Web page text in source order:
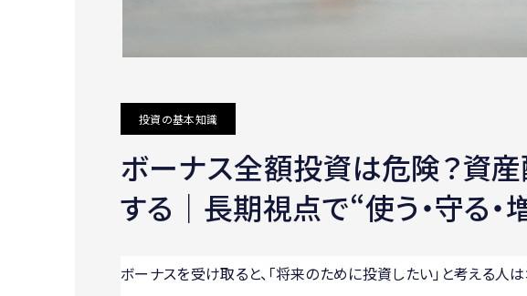
投資の基本知識
ボーナス全額投資は危険？資
する｜長期視点で“使う・守る・
ボーナスを受け取ると、「将来のために投資したい」と考える人